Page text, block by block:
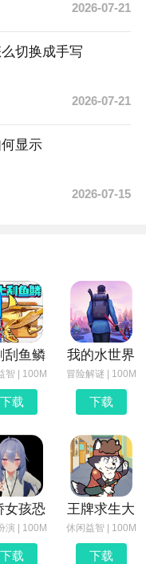
2026-07-21
切换成手写
2026-07-21
显示
2026-07-15
刮鱼鳞
智 | 100M
下载
我的水世界
冒险解谜 | 100M
下载
女孩恐
演 | 100M
下载
王牌求生大
休闲益智 | 100M
下载